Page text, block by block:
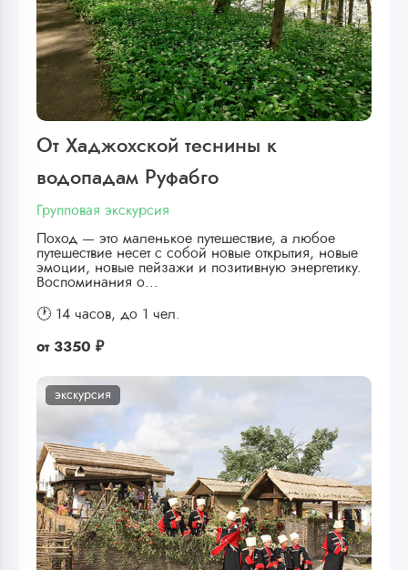
От Хаджохской теснины к
водопадам Руфабго
Групповая экскурсия
Поход — это маленькое путешествие, а любое
путешествие несет с собой новые открытия, новые
эмоции, новые пейзажи и позитивную энергетику.
Воспоминания о…
🕐 14 часов, до 1 чел.
от 3350 ₽
экскурсия